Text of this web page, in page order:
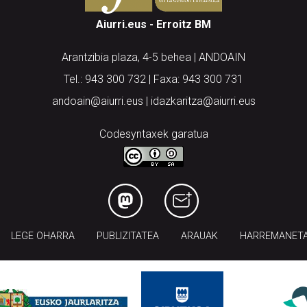
Aiurri.eus - Erroitz BM
Arantzibia plaza, 4-5 behea | ANDOAIN
Tel.: 943 300 732 | Faxa: 943 300 731
andoain@aiurri.eus | idazkaritza@aiurri.eus
Codesyntaxek garatua
LEGE OHARRA PUBLIZITATEA ARAUAK